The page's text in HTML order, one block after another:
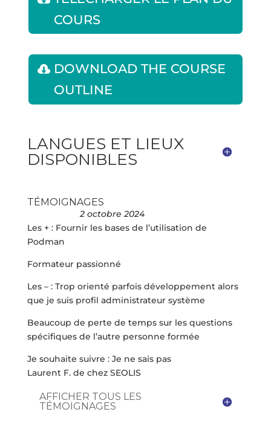
COURS
DOWNLOAD THE COURSE
OUTLINE
LANGUES ET LIEUX
DISPONIBLES
TÉMOIGNAGES
2 octobre 2024
Les + : Fournir les bases de l’utilisation de
Podman
Formateur passionné
Les – : Trop orienté parfois développement alors
que je suis profil administrateur système
Beaucoup de perte de temps sur les questions
spécifiques de l’autre personne formée
Je souhaite suivre : Je ne sais pas
Laurent F. de chez SEOLIS
AFFICHER TOUS LES
TÉMOIGNAGES